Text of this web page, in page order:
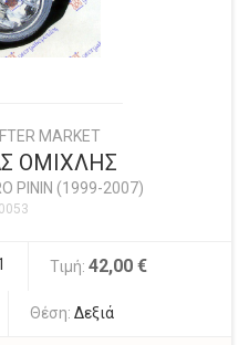
MARKET
ΟΜΙΧΛΗΣ
PININ (1999-2007)
Τιμή: 42,00 €
Θέση: Δεξιά